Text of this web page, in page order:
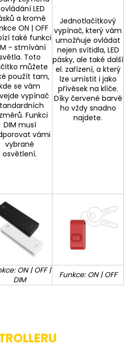
LED
a kromě
ON | OFF
také funkci
- stmívání
Toto
můžete
použít tam,
se vám
vypínač
Funkci
DIM musí
vámi
vybrané
osvětlení.
Jednotlačítkový
vypínač, který vám
umožňuje ovládat
nejen svítidla, LED
pásky, ale také další
el. zařízení, a který
lze umístit i jako
přívěsek na klíče.
Díky červené barvě
ho vždy snadno
najdete.
ON | OFF |
DIM
Funkce: ON | OFF